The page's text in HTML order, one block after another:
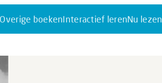
Overige boekenInteractief lerenNu lezen